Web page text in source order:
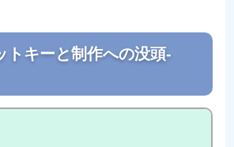
トキーと制作への没頭-